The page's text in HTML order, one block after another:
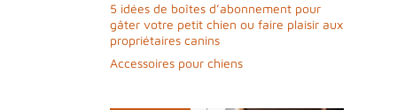
5 idées de boîtes d’abonnement pour
gâter votre petit chien ou faire plaisir aux
propriétaires canins
Accessoires pour chiens